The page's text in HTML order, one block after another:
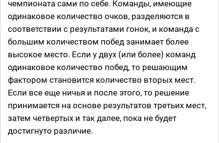
чемпионата сами по себе. Команды, имеющие
одинаковое количество очков, разделяются в
соответствии с результатами гонок, и команда с
большим количеством побед занимает более
высокое место. Если у двух (или более) команд
одинаковое количество побед, то решающим
фактором становится количество вторых мест.
Если все еще ничья и после этого, то решение
принимается на основе результатов третьих мест,
затем четвертых и так далее, пока не будет
достигнуто различие.